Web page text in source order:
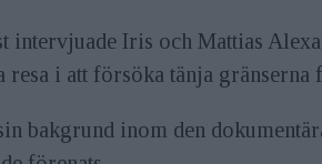
intervjuade Iris och Mattias
resa i att försöka tänja
bakgrund inom den